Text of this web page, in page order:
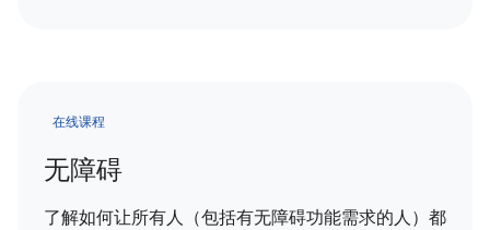
在线课程
无障碍
了解如何让所有人（包括有无障碍功能需求的人）都